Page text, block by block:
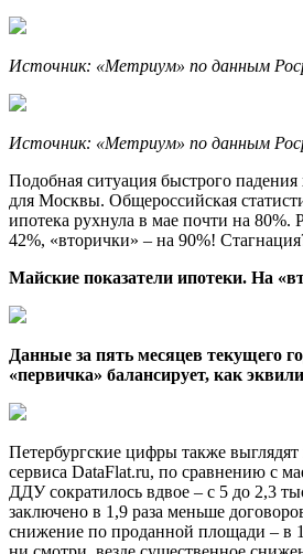
Источник: «Метриум» по данным
Источник: «Метриум» по данным
Подобная ситуация быстрого падения
для Москвы. Общероссийская
ипотека рухнула в мае почти на 80%.
42%, «вторички» – на 90%!
Майские показатели ипотеки. На
Данные за пять месяцев текущего
«первичка» балансирует, как
Петербургские цифры также
сервиса DataFlat.ru, по сравнению с
ДДУ сократилось вдвое – с 5 до 2,3
заключено в 1,9 раза меньше
снижение по проданной площади – в